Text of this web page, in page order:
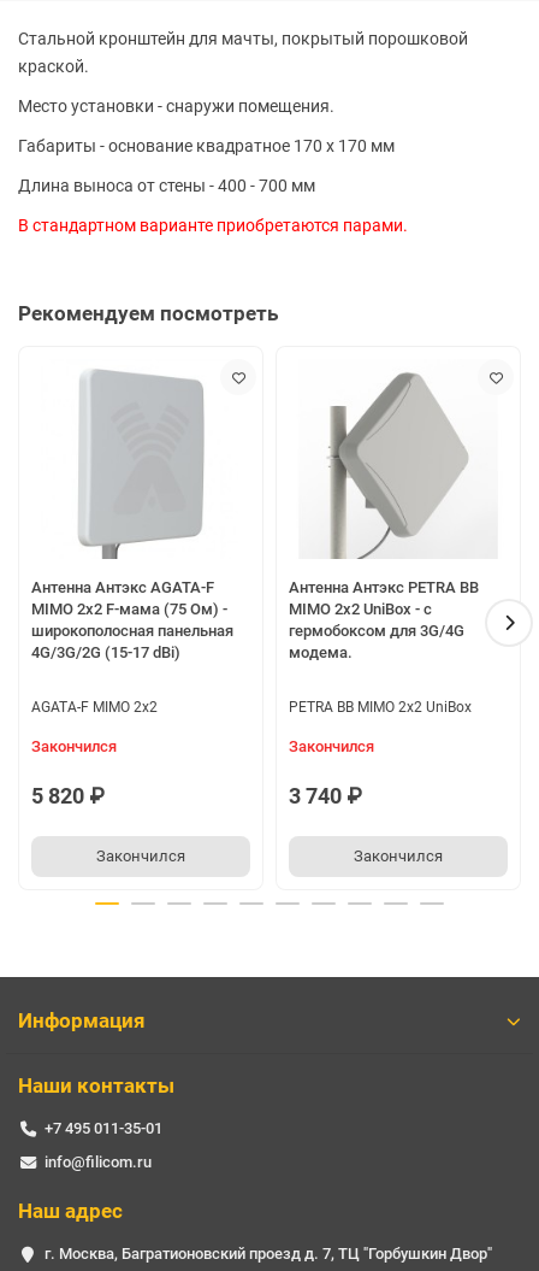
Стальной кронштейн для мачты, покрытый порошковой
краской.
Место установки - снаружи помещения.
Габариты - основание квадратное 170 x 170 мм
Длина выноса от стены - 400 - 700 мм
В стандартном варианте приобретаются парами.
Рекомендуем посмотреть
Антенна Антэкс AGATA-F
MIMO 2x2 F-мама (75 Ом) -
широкополосная панельная
4G/3G/2G (15-17 dBi)
AGATA-F MIMO 2x2
Закончился
5 820 ₽
Закончился
Антенна Антэкс PETRA BB
MIMO 2x2 UniBox - с
гермобоксом для 3G/4G
модема.
PETRA BB MIMO 2x2 UniBox
Закончился
3 740 ₽
Закончился
Информация
Наши контакты
+7 495 011-35-01
info@filicom.ru
Наш адрес
г. Москва, Багратионовский проезд д. 7, ТЦ "Горбушкин Двор"